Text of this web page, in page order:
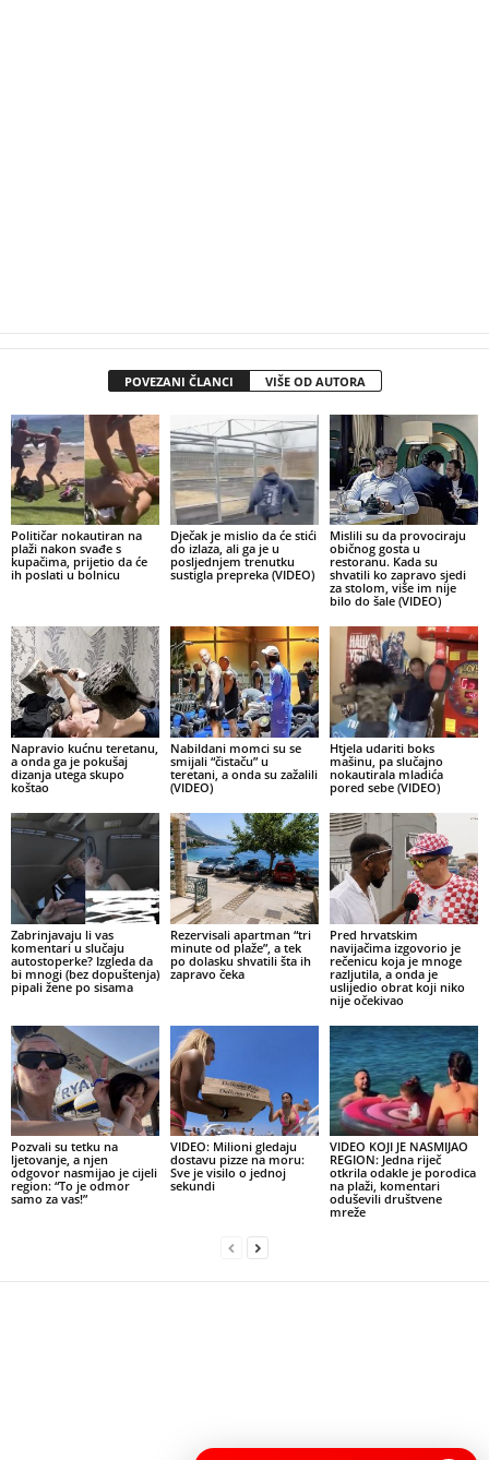
POVEZANI ČLANCI VIŠE OD AUTORA
Političar nokautiran na
plaži nakon svađe s
kupačima, prijetio da će
ih poslati u bolnicu
Dječak je mislio da će stići
do izlaza, ali ga je u
posljednjem trenutku
sustigla prepreka (VIDEO)
Mislili su da provociraju
običnog gosta u
restoranu. Kada su
shvatili ko zapravo sjedi
za stolom, više im nije
bilo do šale (VIDEO)
Napravio kućnu teretanu,
a onda ga je pokušaj
dizanja utega skupo
koštao
Nabildani momci su se
smijali “čistaču” u
teretani, a onda su zažalili
(VIDEO)
Htjela udariti boks
mašinu, pa slučajno
nokautirala mladića
pored sebe (VIDEO)
Zabrinjavaju li vas
komentari u slučaju
autostoperke? Izgleda da
bi mnogi (bez dopuštenja)
pipali žene po sisama
Rezervisali apartman “tri
minute od plaže”, a tek
po dolasku shvatili šta ih
zapravo čeka
Pred hrvatskim
navijačima izgovorio je
rečenicu koja je mnoge
razljutila, a onda je
uslijedio obrat koji niko
nije očekivao
Pozvali su tetku na
ljetovanje, a njen
odgovor nasmijao je cijeli
region: “To je odmor
samo za vas!”
VIDEO: Milioni gledaju
dostavu pizze na moru:
Sve je visilo o jednoj
sekundi
VIDEO KOJI JE NASMIJAO
REGION: Jedna riječ
otkrila odakle je porodica
na plaži, komentari
oduševili društvene
mreže